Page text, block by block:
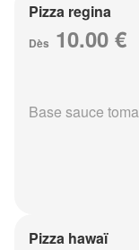
Pizza regina
Dès 10.00 €
Base sauce
Pizza hawaï